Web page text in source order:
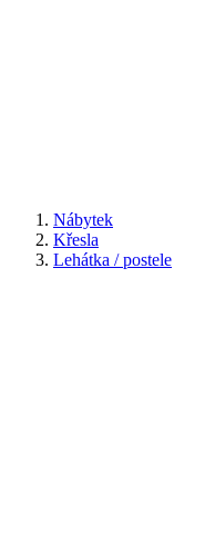
Nábytek
Křesla
Lehátka / postele